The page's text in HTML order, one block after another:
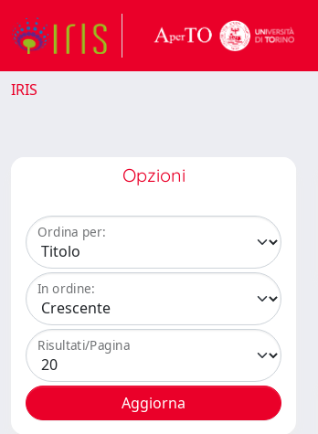
IRIS
Opzioni
Ordina per:
In ordine:
Risultati/Pagina